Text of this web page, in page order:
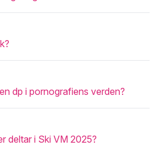
dp i pornografiens verden?
deltar i Ski VM 2025?